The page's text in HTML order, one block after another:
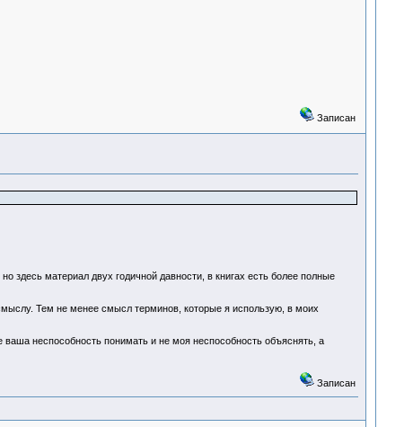
Записан
здесь материал двух годичной давности, в книгах есть более полные
Тем не менее смысл терминов, которые я использую, в моих
неспособность понимать и не моя неспособность объяснять, а
Записан